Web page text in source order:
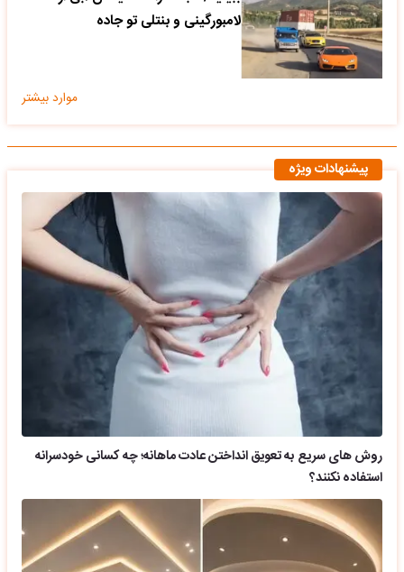
لامبورگینی و بنتلی تو جاده
موارد بیشتر
پیشنهادات ویژه
روش های سریع به تعویق انداختن عادت ماهانه؛ چه کسانی خودسرانه
استفاده نکنند؟